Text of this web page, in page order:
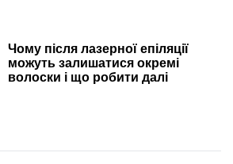
Чому після лазерної епіляції
можуть залишатися окремі
волоски і що робити далі